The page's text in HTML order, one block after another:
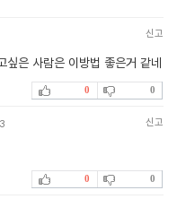
신고
은 사람은 이방법 좋은거 같네
0 0
신고
0 0